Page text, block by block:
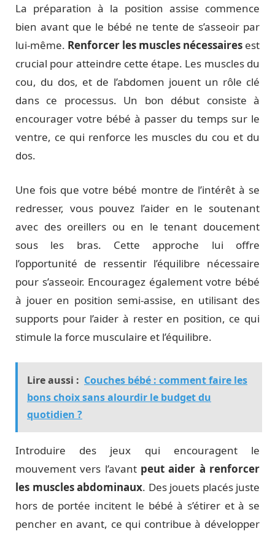
La préparation à la position assise commence
bien avant que le bébé ne tente de s’asseoir par
lui-même. Renforcer les muscles nécessaires est
crucial pour atteindre cette étape. Les muscles du
cou, du dos, et de l’abdomen jouent un rôle clé
dans ce processus. Un bon début consiste à
encourager votre bébé à passer du temps sur le
ventre, ce qui renforce les muscles du cou et du
dos.
Une fois que votre bébé montre de l’intérêt à se
redresser, vous pouvez l’aider en le soutenant
avec des oreillers ou en le tenant doucement
sous les bras. Cette approche lui offre
l’opportunité de ressentir l’équilibre nécessaire
pour s’asseoir. Encouragez également votre bébé
à jouer en position semi-assise, en utilisant des
supports pour l’aider à rester en position, ce qui
stimule la force musculaire et l’équilibre.
Lire aussi : Couches bébé : comment faire les
bons choix sans alourdir le budget du
quotidien ?
Introduire des jeux qui encouragent le
mouvement vers l’avantpeut aider à renforcer
les muscles abdominaux. Des jouets placés juste
hors de portée incitent le bébé à s’étirer et à se
pencher en avant, ce qui contribue à développer